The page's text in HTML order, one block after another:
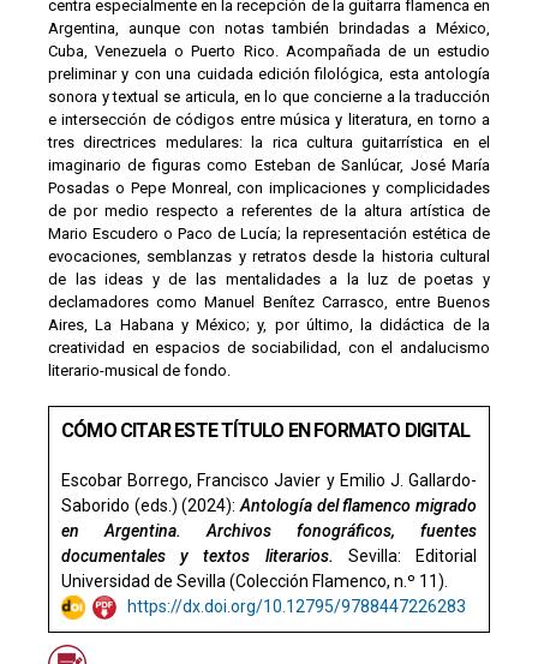
centra especialmente en la recepción de la guitarra flamenca en
Argentina, aunque con notas también brindadas a México,
Cuba, Venezuela o Puerto Rico. Acompañada de un estudio
preliminar y con una cuidada edición filológica, esta antología
sonora y textual se articula, en lo que concierne a la traducción
e intersección de códigos entre música y literatura, en torno a
tres directrices medulares: la rica cultura guitarrística en el
imaginario de figuras como Esteban de Sanlúcar, José María
Posadas o Pepe Monreal, con implicaciones y complicidades
de por medio respecto a referentes de la altura artística de
Mario Escudero o Paco de Lucía; la representación estética de
evocaciones, semblanzas y retratos desde la historia cultural
de las ideas y de las mentalidades a la luz de poetas y
declamadores como Manuel Benítez Carrasco, entre Buenos
Aires, La Habana y México; y, por último, la didáctica de la
creatividad en espacios de sociabilidad, con el andalucismo
literario-musical de fondo.
CÓMO CITAR ESTE TÍTULO EN FORMATO DIGITAL
Escobar Borrego, Francisco Javier y Emilio J. Gallardo-
Saborido (eds.) (2024): Antología del flamenco migrado
en Argentina. Archivos fonográficos, fuentes
documentales y textos literarios. Sevilla: Editorial
Universidad de Sevilla (Colección Flamenco, n.º 11).
https://dx.doi.org/10.12795/9788447226283